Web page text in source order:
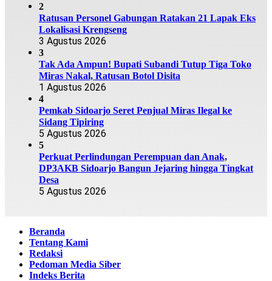
2
Ratusan Personel Gabungan Ratakan 21 Lapak Eks
Lokalisasi Krengseng
3 Agustus 2026
3
Tak Ada Ampun! Bupati Subandi Tutup Tiga Toko
Miras Nakal, Ratusan Botol Disita
1 Agustus 2026
4
Pemkab Sidoarjo Seret Penjual Miras Ilegal ke
Sidang Tipiring
5 Agustus 2026
5
Perkuat Perlindungan Perempuan dan Anak,
DP3AKB Sidoarjo Bangun Jejaring hingga Tingkat
Desa
5 Agustus 2026
Beranda
Tentang Kami
Redaksi
Pedoman Media Siber
Indeks Berita